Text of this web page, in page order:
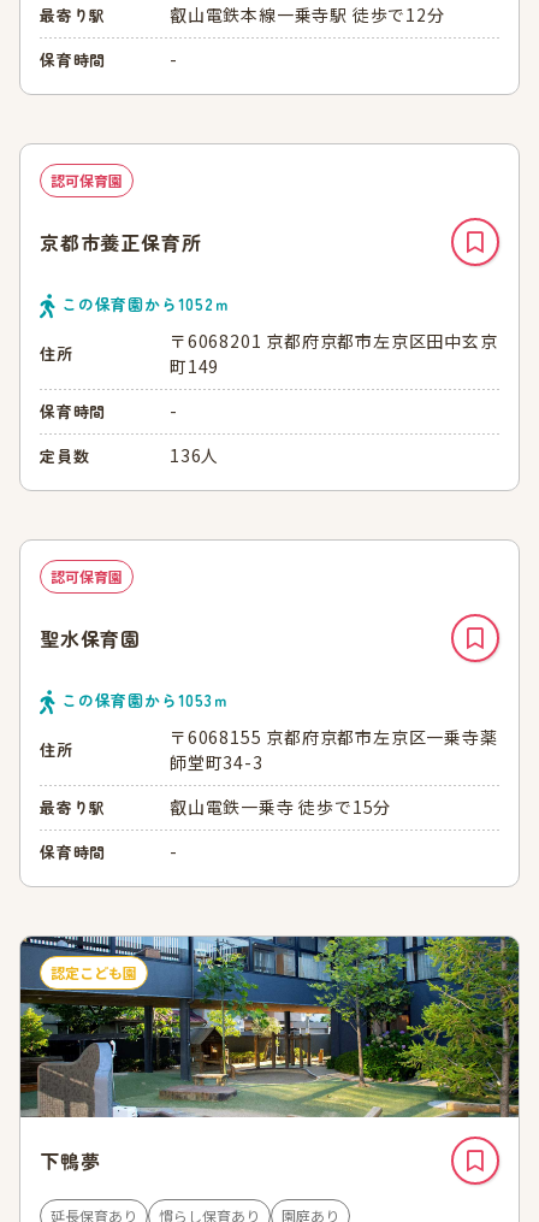
最寄り駅 叡山電鉄本線一乗寺駅 徒歩で12分
保育時間 -
認可保育園
京都市養正保育所
この保育園から1052ｍ
住所
〒6068201 京都府京都市左京区田中玄京
町149
保育時間 -
定員数 136人
認可保育園
聖水保育園
この保育園から1053ｍ
住所
〒6068155 京都府京都市左京区一乗寺薬
師堂町34-3
最寄り駅 叡山電鉄一乗寺 徒歩で15分
保育時間 -
認定こども園
下鴨夢
延長保育あり 慣らし保育あり 園庭あり